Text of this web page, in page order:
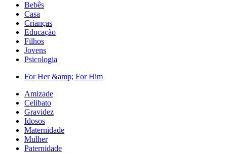
Bebês
Casa
Crianças
Educação
Filhos
Jovens
Psicologia
For Her &amp; For Him
Amizade
Celibato
Gravidez
Idosos
Maternidade
Mulher
Paternidade